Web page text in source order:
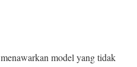
model yang tidak